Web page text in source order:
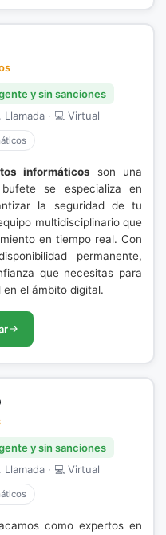
y sin sanciones
Llamada · 💻 Virtual
informáticos son una
se especializa en
la seguridad de tu
multidisciplinario que
en tiempo real. Con
permanente,
que necesitas para
el ámbito digital.
y sin sanciones
Llamada · 💻 Virtual
como expertos en